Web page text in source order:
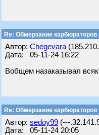
Re: Обмерзание карбюраторов
Автор: Chegevara
Дата: 05-11-24 16:22
Вобщем назаказывал
Re: Обмерзание карбюраторов
Автор: sedoy99 (---
Дата: 05-11-24 20:05